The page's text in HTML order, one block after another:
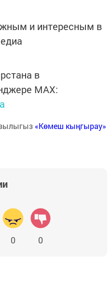
и интересным в
в
MАХ:
«Көмеш кыңгырау»
0 0